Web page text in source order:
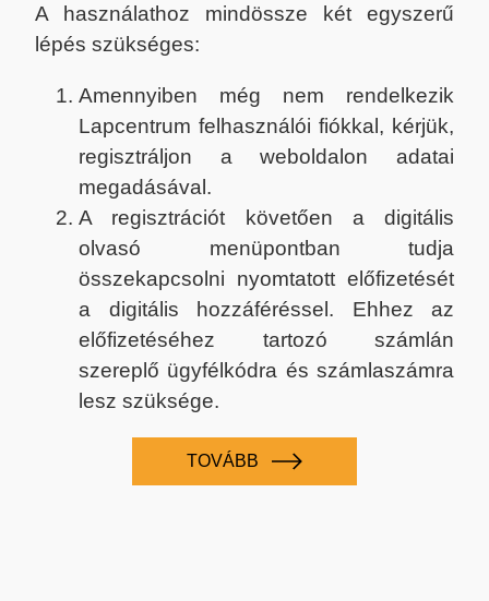
A használathoz mindössze két egyszerű
lépés szükséges:
Amennyiben még nem rendelkezik
Lapcentrum felhasználói fiókkal, kérjük,
regisztráljon a weboldalon adatai
megadásával.
A regisztrációt követően a digitális
olvasó menüpontban tudja
összekapcsolni nyomtatott előfizetését
a digitális hozzáféréssel. Ehhez az
előfizetéséhez tartozó számlán
szereplő ügyfélkódra és számlaszámra
lesz szüksége.
TOVÁBB